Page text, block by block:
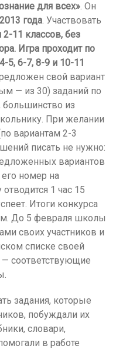
для всех». Он
года. Участвовать
11 классов, без
Игра проходит по
5, 6-7, 8-9 и 10-11
свой вариант
— из 30) заданий по
большинство из
При желании
вариантам 2-3
писать не нужно:
вариантов
номер на
1 час 15
Итоги конкурса
До 5 февраля школы
своих участников и
списке своей
— соответствующие
задания, которые
побуждали их
словари,
в работе